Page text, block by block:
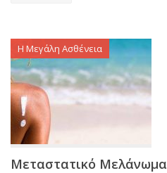
Η Μεγάλη Ασθένεια
Μεταστατικό Μελάνωμα